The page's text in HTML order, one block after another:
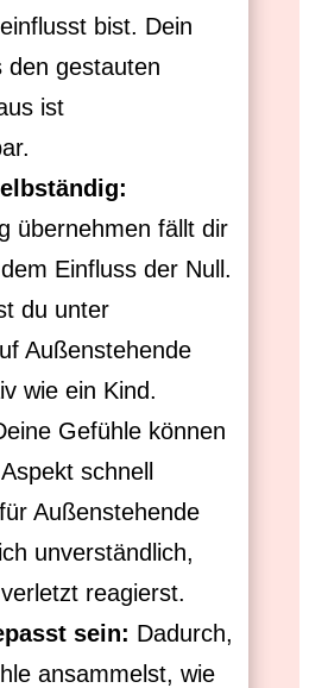
bist. Dein
den gestauten
ist
übernehmen fällt dir
Einfluss der Null.
du unter
Außenstehende
wie ein Kind.
Gefühle können
schnell
Außenstehende
unverständlich,
reagierst.
sein: Dadurch,
ansammelst, wie